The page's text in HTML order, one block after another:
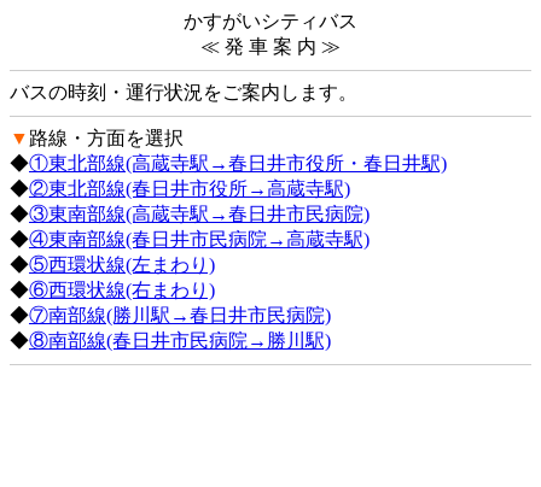
かすがいシティバス
≪ 発 車 案 内 ≫
バスの時刻・運行状況をご案内します。
▼ 路線・方面を選択
◆①東北部線(高蔵寺駅→春日井市役所・春日井駅)
◆②東北部線(春日井市役所→高蔵寺駅)
◆③東南部線(高蔵寺駅→春日井市民病院)
◆④東南部線(春日井市民病院→高蔵寺駅)
◆⑤西環状線(左まわり)
◆⑥西環状線(右まわり)
◆⑦南部線(勝川駅→春日井市民病院)
◆⑧南部線(春日井市民病院→勝川駅)